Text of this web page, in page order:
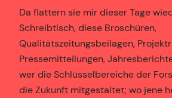
Da flattern sie mir dieser Tage
Schreibtisch, diese Broschüren,
Qualitätszeitungsbeilagen,
Pressemitteilungen,
wer die Schlüsselbereiche der
die Zukunft mitgestaltet; wo jene